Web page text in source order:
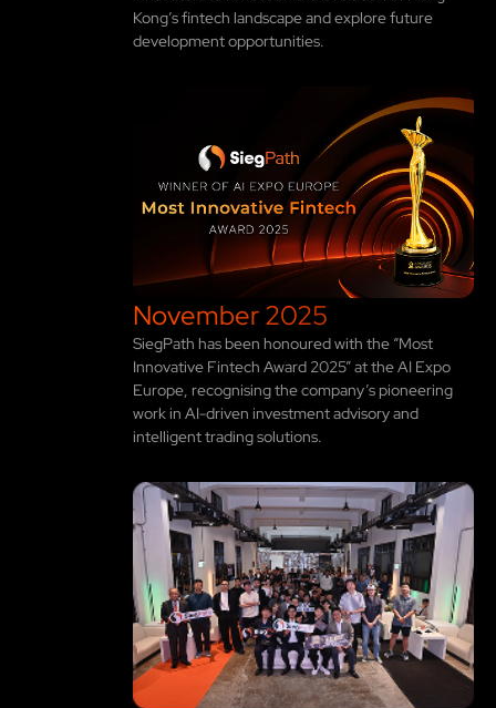
Kong’s fintech landscape and explore future
development opportunities.
November 2025
SiegPath has been honoured with the “Most
Innovative Fintech Award 2025” at the AI Expo
Europe, recognising the company’s pioneering
work in AI-driven investment advisory and
intelligent trading solutions.